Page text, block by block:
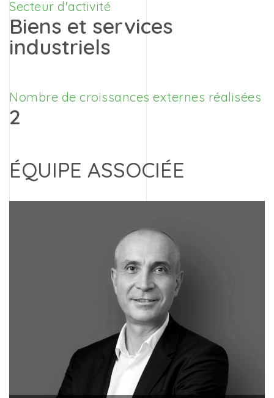
Secteur d'activité
Biens et services
industriels
Nombre de croissances externes réalisées
2
ÉQUIPE ASSOCIÉE